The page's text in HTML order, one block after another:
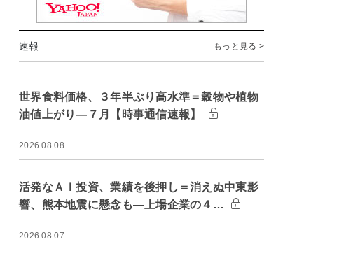
速報 もっと見る >
世界食料価格、３年半ぶり高水準＝穀物や植物
油値上がり―７月【時事通信速報】
2026.08.08
活発なＡＩ投資、業績を後押し＝消えぬ中東影
響、熊本地震に懸念も―上場企業の４…
2026.08.07